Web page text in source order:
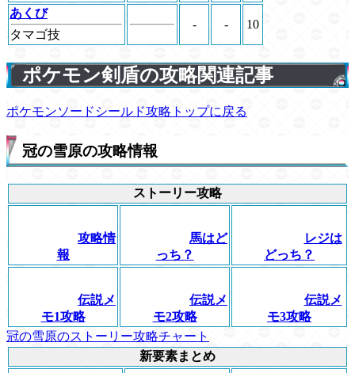
あくび
タマゴ技
- - 10
ポケモン剣盾の攻略関連記事
ポケモンソードシールド攻略トップに戻る
冠の雪原の攻略情報
ストーリー攻略
攻略情
報
馬はど
っち？
レジは
どっち？
伝説メ
モ1攻略
伝説メ
モ2攻略
伝説メ
モ3攻略
冠の雪原のストーリー攻略チャート
新要素まとめ